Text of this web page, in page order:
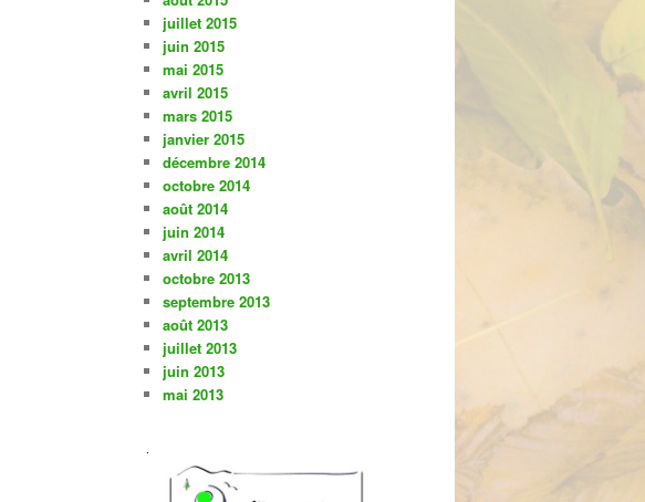
juillet 2015
juin 2015
mai 2015
avril 2015
mars 2015
janvier 2015
décembre 2014
octobre 2014
août 2014
juin 2014
avril 2014
octobre 2013
septembre 2013
août 2013
juillet 2013
juin 2013
mai 2013
.